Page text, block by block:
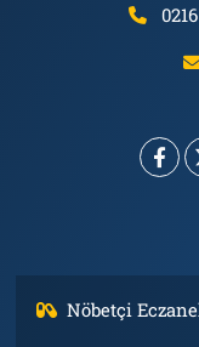
Nöbetçi